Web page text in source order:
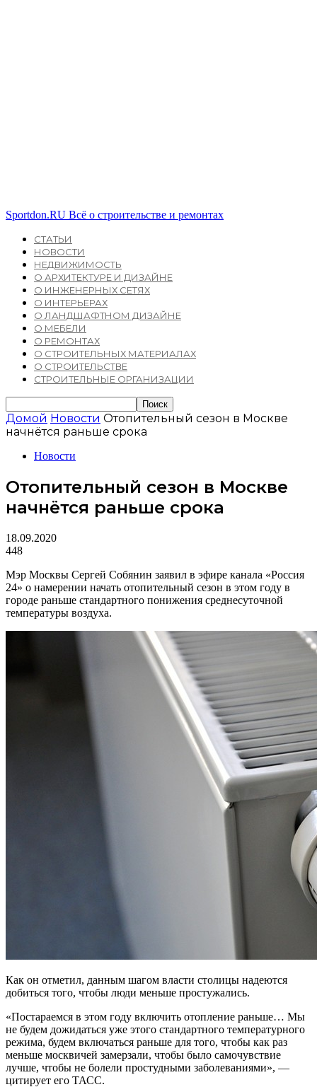
Sportdon.RU Всё о строительстве и ремонтах
СТАТЬИ
НОВОСТИ
НЕДВИЖИМОСТЬ
О АРХИТЕКТУРЕ И ДИЗАЙНЕ
О ИНЖЕНЕРНЫХ СЕТЯХ
О ИНТЕРЬЕРАХ
О ЛАНДШАФТНОМ ДИЗАЙНЕ
О МЕБЕЛИ
О РЕМОНТАХ
О СТРОИТЕЛЬНЫХ МАТЕРИАЛАХ
О СТРОИТЕЛЬСТВЕ
СТРОИТЕЛЬНЫЕ ОРГАНИЗАЦИИ
Домой Новости Отопительный сезон в Москве
начнётся раньше срока
Новости
Отопительный сезон в Москве
начнётся раньше срока
18.09.2020
448
Мэр Москвы Сергей Собянин заявил в эфире канала «Россия
24» о намерении начать отопительный сезон в этом году в
городе раньше стандартного понижения среднесуточной
температуры воздуха.
Как он отметил, данным шагом власти столицы надеются
добиться того, чтобы люди меньше простужались.
«Постараемся в этом году включить отопление раньше… Мы
не будем дожидаться уже этого стандартного температурного
режима, будем включаться раньше для того, чтобы как раз
меньше москвичей замерзали, чтобы было самочувствие
лучше, чтобы не болели простудными заболеваниями», —
цитирует его ТАСС.